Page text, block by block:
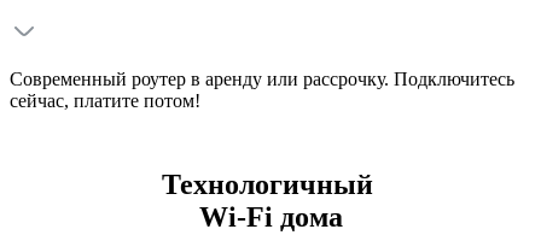
Современный роутер в аренду или рассрочку. Подключитесь
сейчас, платите потом!
Технологичный
Wi-Fi дома